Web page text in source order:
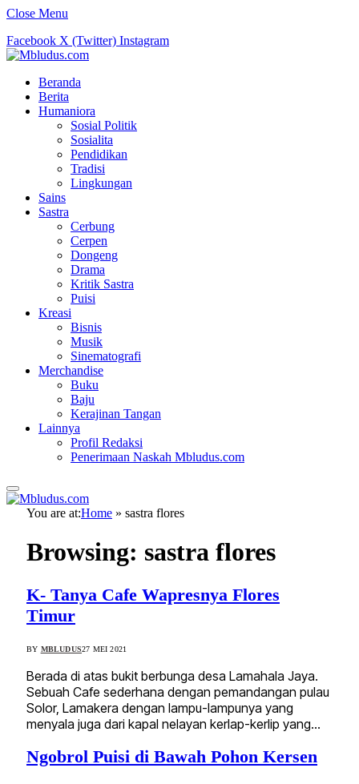
Close Menu
Facebook X (Twitter) Instagram
Beranda
Berita
Humaniora
Sosial Politik
Sosialita
Pendidikan
Tradisi
Lingkungan
Sains
Sastra
Cerbung
Cerpen
Dongeng
Drama
Kritik Sastra
Puisi
Kreasi
Bisnis
Musik
Sinematografi
Merchandise
Buku
Baju
Kerajinan Tangan
Lainnya
Profil Redaksi
Penerimaan Naskah Mbludus.com
You are at:Home » sastra flores
Browsing: sastra flores
K- Tanya Cafe Wapresnya Flores
Timur
BY MBLUDUS27 MEI 2021
Berada di atas bukit berbunga desa Lamahala Jaya.
Sebuah Cafe sederhana dengan pemandangan pulau
Solor, Lamakera dengan lampu-lampunya yang
menyala juga dari kapal nelayan kerlap-kerlip yang…
Ngobrol Puisi di Bawah Pohon Kersen